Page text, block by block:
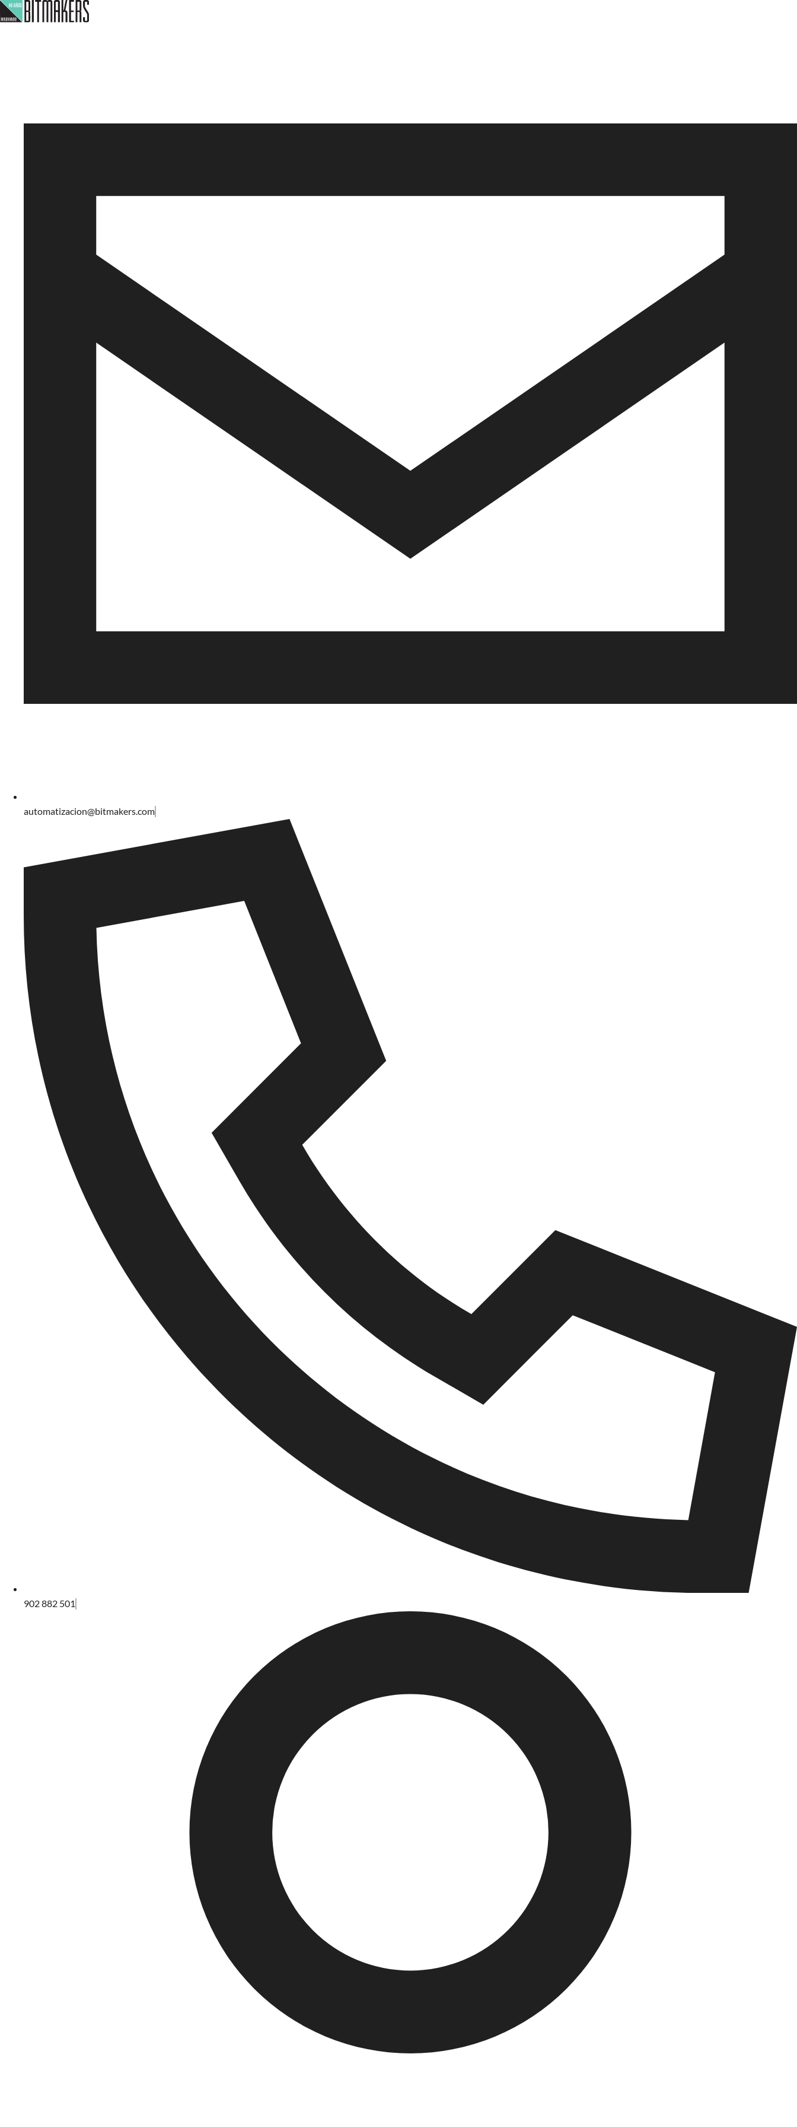
automatizacion@bitmakers.com
902 882 501